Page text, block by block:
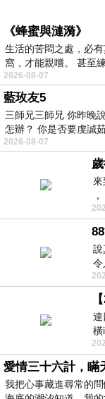
《蜂蜜與漣漪》
生活的苦悶之處，必
窩，才能親嚐。 甚至
2026-08-07
藍玫友5
三師兄三師兄 你昨晚
怎辦？ 你是否要虔誠
2026-08-07
說
令
復
連
橫
看
愛情三十六計，瞞
我把心事藏進尋常的